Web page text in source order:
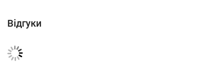
Забезпечити рівномірний розподіл мастила у вузлі.
Дотримуватися рекомендацій виробника обладнання.
Відгуки